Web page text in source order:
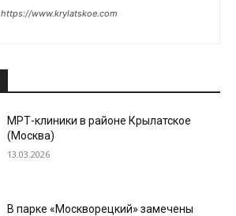
https://www.krylatskoe.com
МРТ-клиники в районе Крылатское
(Москва)
13.03.2026
В парке «Москворецкий» замечены